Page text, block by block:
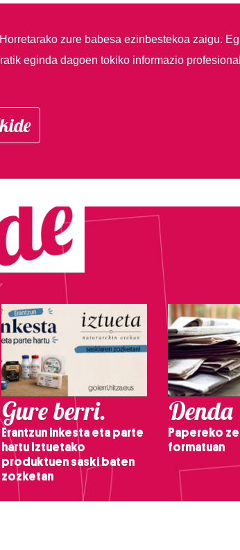
Horretarako zure babesa ezinbestekoa zaigu.
eginda dagoen tokiko informazio
Gure berri.
Erantzun inkesta eta parte
hartu Iztuetako
produktuen saski baten
zozketan
Denda
Papereko
formatuan